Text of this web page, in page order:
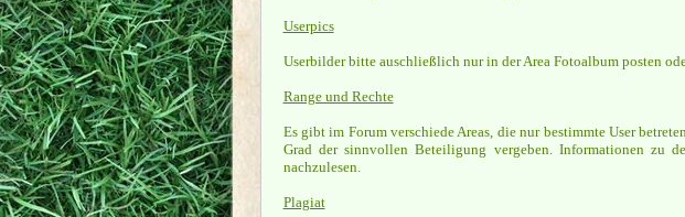
Userpics
Userbilder bitte auschließlich nur in der Area Fotoalbum posten
Range und Rechte
Es gibt im Forum verschiede Areas, die nur bestimmte User
Grad der sinnvollen Beteiligung vergeben. Informationen zu
nachzulesen.
Plagiat